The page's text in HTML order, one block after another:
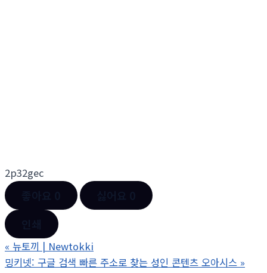
2p32gec
« 뉴토끼 | Newtokki
밍키넷: 구글 검색 빠른 주소로 찾는 성인 콘텐츠 오아시스 »